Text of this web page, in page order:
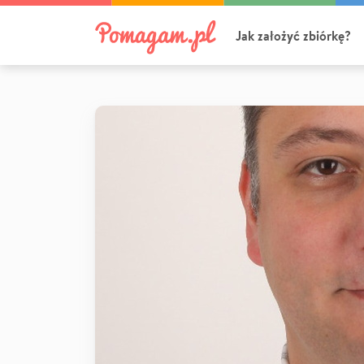
Jak założyć zbiórkę?